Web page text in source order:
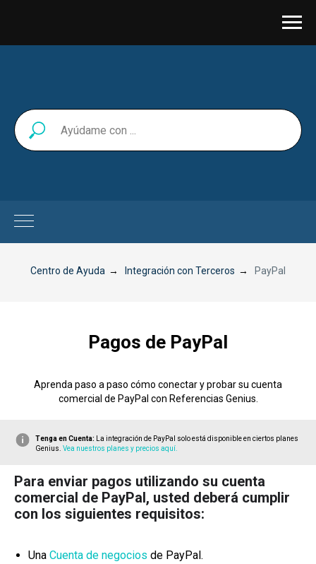
Centro de Ayuda → Integración con Terceros → PayPal
Pagos de PayPal
Aprenda paso a paso cómo conectar y probar su cuenta
comercial de PayPal con Referencias Genius.
Tenga en Cuenta:
La integración de PayPal solo está disponible en ciertos planes
Genius. Vea nuestros planes y precios aquí.
Para enviar pagos utilizando su cuenta
comercial de PayPal, usted deberá cumplir
con los siguientes requisitos:
Una Cuenta de negocios de PayPal.